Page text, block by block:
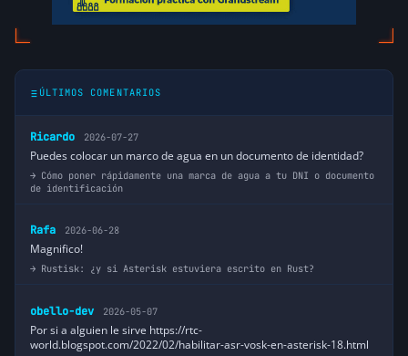
ÚLTIMOS COMENTARIOS
Ricardo 2026-07-27
Puedes colocar un marco de agua en un documento de identidad?
Cómo poner rápidamente una marca de agua a tu DNI o documento
de identificación
Rafa 2026-06-28
Magnifico!
Rustisk: ¿y si Asterisk estuviera escrito en Rust?
obello-dev 2026-05-07
Por si a alguien le sirve https://rtc-
world.blogspot.com/2022/02/habilitar-asr-vosk-en-asterisk-18.html